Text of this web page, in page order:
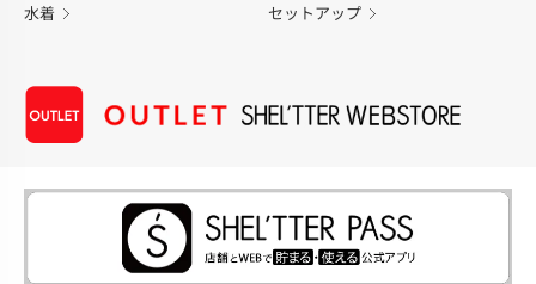
水着 セットアップ